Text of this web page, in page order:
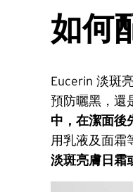
如何
Eucerin 淡斑
預防曬黑，還
中，在潔面後
用乳液及面霜
淡斑亮膚日霜